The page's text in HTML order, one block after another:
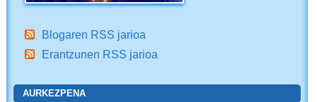
Blogaren RSS jarioa
Erantzunen RSS jarioa
AURKEZPENA